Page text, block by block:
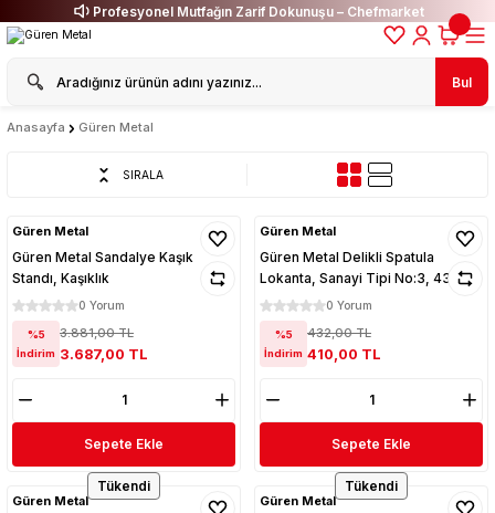
Profesyonel Mutfağın Zarif Dokunuşu – Chefmarket
Bul
Anasayfa Güren Metal
SIRALA
Güren Metal
Güren Metal Sandalye Kaşık
Standı, Kaşıklık
0 Yorum
%5
İndirim
3.881,00 TL
3.687,00 TL
Sepete Ekle
Güren Metal
Güren Metal Delikli Spatula
Lokanta, Sanayi Tipi No:3, 43 cm
0 Yorum
%5
İndirim
432,00 TL
410,00 TL
Sepete Ekle
Tükendi
Güren Metal
Tükendi
Güren Metal